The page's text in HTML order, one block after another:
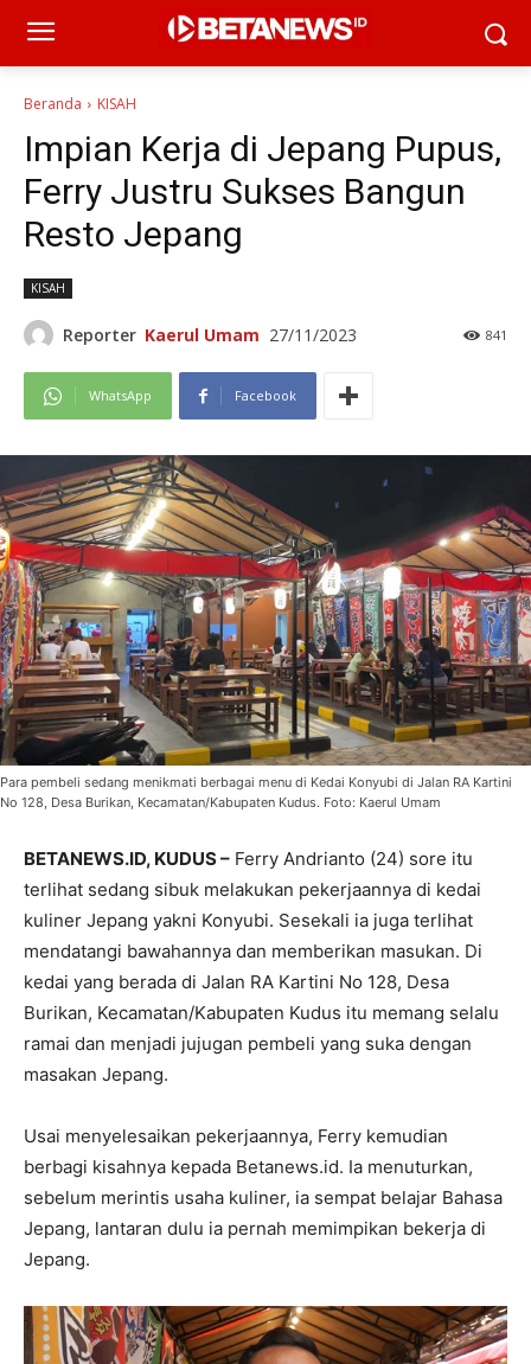
Beranda KISAH
Impian Kerja di Jepang Pupus,
Ferry Justru Sukses Bangun
Resto Jepang
KISAH
Reporter Kaerul Umam 27/11/2023 841
WhatsApp Facebook
Para pembeli sedang menikmati berbagai menu di Kedai Konyubi di Jalan RA Kartini
No 128, Desa Burikan, Kecamatan/Kabupaten Kudus. Foto: Kaerul Umam
BETANEWS.ID, KUDUS – Ferry Andrianto (24) sore itu
terlihat sedang sibuk melakukan pekerjaannya di kedai
kuliner Jepang yakni Konyubi. Sesekali ia juga terlihat
mendatangi bawahannya dan memberikan masukan. Di
kedai yang berada di Jalan RA Kartini No 128, Desa
Burikan, Kecamatan/Kabupaten Kudus itu memang selalu
ramai dan menjadi jujugan pembeli yang suka dengan
masakan Jepang.
Usai menyelesaikan pekerjaannya, Ferry kemudian
berbagi kisahnya kepada Betanews.id. Ia menuturkan,
sebelum merintis usaha kuliner, ia sempat belajar Bahasa
Jepang, lantaran dulu ia pernah memimpikan bekerja di
Jepang.